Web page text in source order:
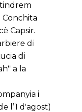
tindrem
Capsir.
di
di
a la
i
l’1 d'agost)